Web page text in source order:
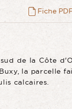
Fiche
de la Côte
la parcelle
calcaires.